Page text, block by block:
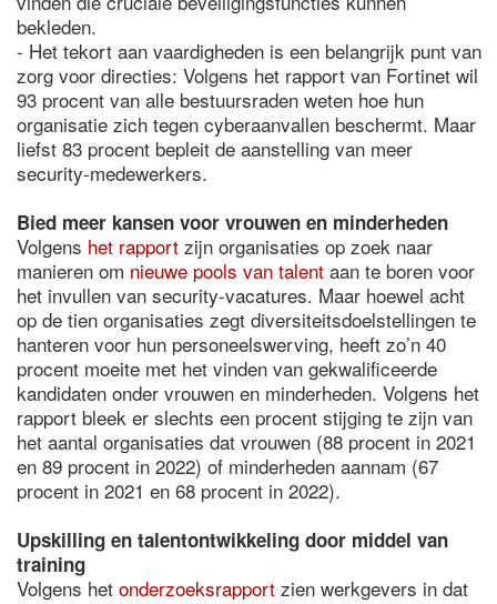
bekleden.
- Het tekort aan vaardigheden is een belangrijk punt van
zorg voor directies: Volgens het rapport van Fortinet wil
93 procent van alle bestuursraden weten hoe hun
organisatie zich tegen cyberaanvallen beschermt. Maar
liefst 83 procent bepleit de aanstelling van meer
security-medewerkers.
Bied meer kansen voor vrouwen en minderheden
Volgens het rapport zijn organisaties op zoek naar
manieren om nieuwe pools van talent aan te boren voor
het invullen van security-vacatures. Maar hoewel acht
op de tien organisaties zegt diversiteitsdoelstellingen te
hanteren voor hun personeelswerving, heeft zo’n 40
procent moeite met het vinden van gekwalificeerde
kandidaten onder vrouwen en minderheden. Volgens het
rapport bleek er slechts een procent stijging te zijn van
het aantal organisaties dat vrouwen (88 procent in 2021
en 89 procent in 2022) of minderheden aannam (67
procent in 2021 en 68 procent in 2022).
Upskilling en talentontwikkeling door middel van
training
Volgens het onderzoeksrapport zien werkgevers in dat